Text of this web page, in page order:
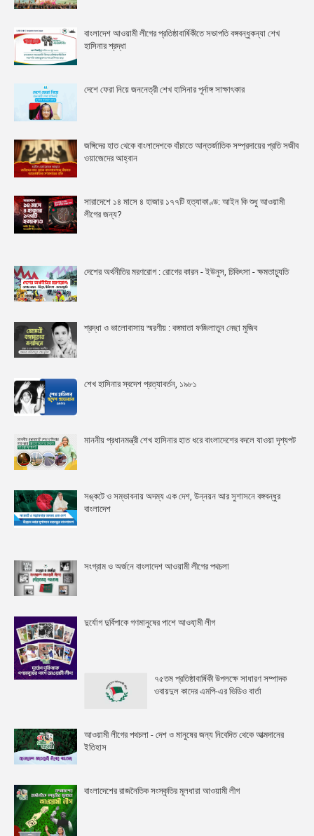
বাংলাদেশ আওয়ামী লীগের প্রতিষ্ঠাবার্ষিকীতে সভাপতি বঙ্গবন্ধুকন্যা শেখ
হাসিনার শ্রদ্ধা
দেশে ফেরা নিয়ে জননেত্রী শেখ হাসিনার পূর্নাঙ্গ সাক্ষাৎকার
জঙ্গিদের হাত থেকে বাংলাদেশকে বাঁচাতে আন্তর্জাতিক সম্প্রদায়ের প্রতি সজীব
ওয়াজেদের আহ্বান
সারাদেশে ১৪ মাসে ৪ হাজার ১৭৭টি হত্যাকাণ্ড: আইন কি শুধু আওয়ামী
লীগের জন্য?
দেশের অর্থনীতির মরণরোগ : রোগের কারন - ইউনুস, চিকিৎসা - ক্ষমতাচ্যুতি
শ্রদ্ধা ও ভালোবাসায় স্মরণীয় : বঙ্গমাতা ফজিলাতুন নেছা মুজিব
শেখ হাসিনার স্বদেশ প্রত্যাবর্তন, ১৯৮১
মাননীয় প্রধানমন্ত্রী শেখ হাসিনার হাত ধরে বাংলাদেশের বদলে যাওয়া দৃশ্যপট
সঙ্কটে ও সম্ভাবনায় অদম্য এক দেশ, উন্নয়ন আর সুশাসনে বঙ্গবন্ধুর
বাংলাদেশ
সংগ্রাম ও অর্জনে বাংলাদেশ আওয়ামী লীগের পথচলা
দুর্যোগ দুর্বিপাকে গণমানুষের পাশে আওযা়মী লীগ
৭৫তম প্রতিষ্ঠাবার্ষিকী উপলক্ষে সাধারণ সম্পাদক
ওবায়দুল কাদের এমপি-এর ভিডিও বার্তা
আওয়ামী লীগের পথচলা - দেশ ও মানুষের জন্য নিবেদিত থেকে আত্মদানের
ইতিহাস
বাংলাদেশের রাজনৈতিক সংস্কৃতির মূলধারা আওয়ামী লীগ